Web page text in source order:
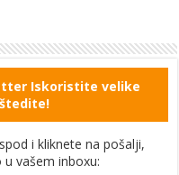
Iskoristite velike
i kliknete na pošalji,
vašem inboxu: